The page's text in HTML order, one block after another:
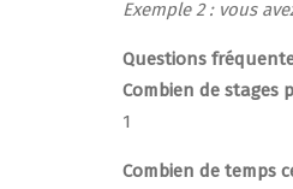
Exemple 2 : vous
Questions
Combien de stages
1
Combien de temps